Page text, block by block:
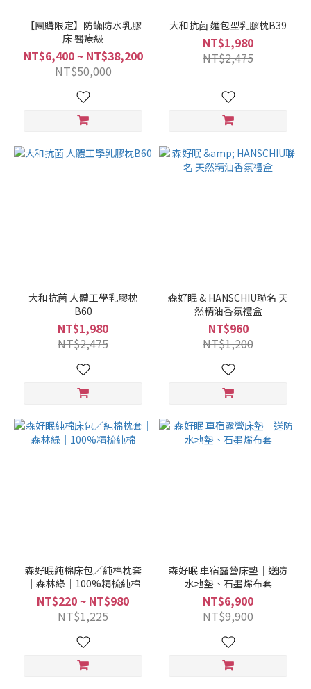
【團購限定】防蟎防水乳膠
床 醫療級
NT$6,400 ~ NT$38,200
NT$50,000
大和抗菌 麵包型乳膠枕B39
NT$1,980
NT$2,475
大和抗菌 人體工學乳膠枕
B60
NT$1,980
NT$2,475
森好眠 & HANSCHIU聯名 天
然精油香氛禮盒
NT$960
NT$1,200
森好眠純棉床包／純棉枕套
｜森林綠｜100%精梳純棉
NT$220 ~ NT$980
NT$1,225
森好眠 車宿露營床墊｜送防
水地墊、石墨烯布套
NT$6,900
NT$9,900